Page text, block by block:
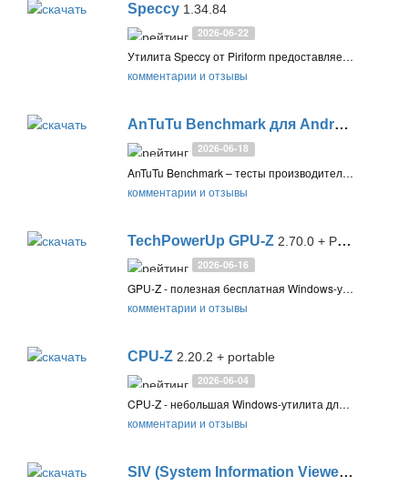
Speccy 1.34.84
2026-06-22
Утилита Speccy от Piriform предоставляет детальную информацию по вашей системе и оборудованию на компьютере, включая процессор, оперативную память, графические и звуковые устройства, жесткие диски
комментарии и отзывы
AnTuTu Benchmark для Android
2026-06-18
AnTuTu Benchmark – тесты производительности для Android устройств, включающие тесты графики и вычислений, проверку экрана и сенсора, а также тесты хранилища и использования батареи
комментарии и отзывы
TechPowerUp GPU-Z 2.70.0 + Portable
2026-06-16
GPU-Z - полезная бесплатная Windows-утилита от TechPowerUp, которая предоставляет всю необходимую информацию о вашей видеокарте и графическом процессоре. Поддерживаются графические устройства NVIDIA, AMD (ATI) и Intel
комментарии и отзывы
CPU-Z 2.20.2 + portable
2026-06-04
CPU-Z - небольшая Windows-утилита для сбора подробной информации об основных hardware-компонентах вашего компьютера, таких как процессоры, оперативная память, материнские платы и видеокарты
комментарии и отзывы
SIV (System Information Viewer)